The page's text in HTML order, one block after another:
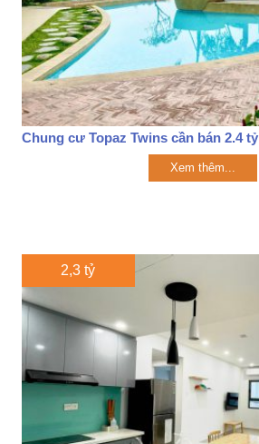
Chung cư Topaz Twins cần bán 2.4 tỷ
Xem thêm...
2,3 tỷ